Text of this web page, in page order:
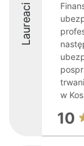
Laureaci
w
10